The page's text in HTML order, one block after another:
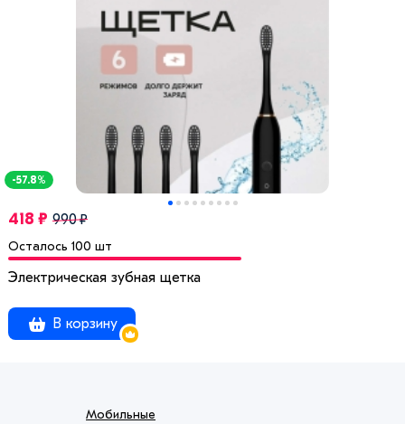
-57.8%
418 ₽ 990 ₽
Осталось 100 шт
Электрическая зубная щетка
В корзину
Мобильные